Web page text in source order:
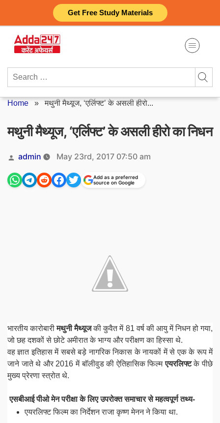
Get Free Study Materials
content
Search
Home »मथुनी मैथ्यूज, ‘एर्लिफ्ट’ के असली हीरो...
मथुनी मैथ्यूज, ‘एर्लिफ्ट’ के असली हीरो का निधन
Posted
by
admin May 23rd, 2017 07:50 am
Add as a preferred
source on Google
भारतीय कारोबारीमथुनी मैथ्यूजकी कुवैत में 81 वर्ष की आयु में निधन हो गया,
जो छह दशकों से छोटे अमीरात के भाग्य और परीक्षण का हिस्सा थे.
वह ज्ञात इतिहास में सबसे बड़े नागरिक निकास के नायकों में से एक के रूप में
जाने जाते थे और 2016 में बॉलीवुड की ऐतिहासिक फिल्मएयरलिफ्टके पीछे
मुख्य प्रेरणा स्त्रोत थे.
एसबीआई पीओ मेन परीक्षा के लिए उपरोक्त समाचार से महत्वपूर्ण तथ्य-
एयरलिफ्ट फिल्म का निर्देशन राजा कृष्ण मेनन ने किया था.